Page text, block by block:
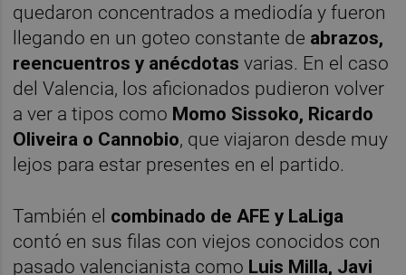
quedaron concentrados a mediodía y fueron
llegando en un goteo constante de abrazos,
reencuentros y anécdotas varias. En el caso
del Valencia, los aficionados pudieron volver
a ver a tipos como Momo Sissoko, Ricardo
Oliveira o Cannobio, que viajaron desde muy
lejos para estar presentes en el partido.
También el combinado de AFE y LaLiga
contó en sus filas con viejos conocidos con
pasado valencianista como Luis Milla, Javi